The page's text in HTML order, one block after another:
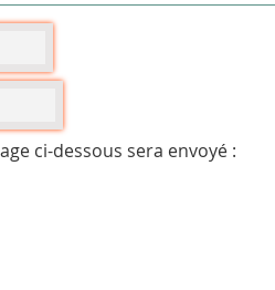
ci-dessous sera envoyé :